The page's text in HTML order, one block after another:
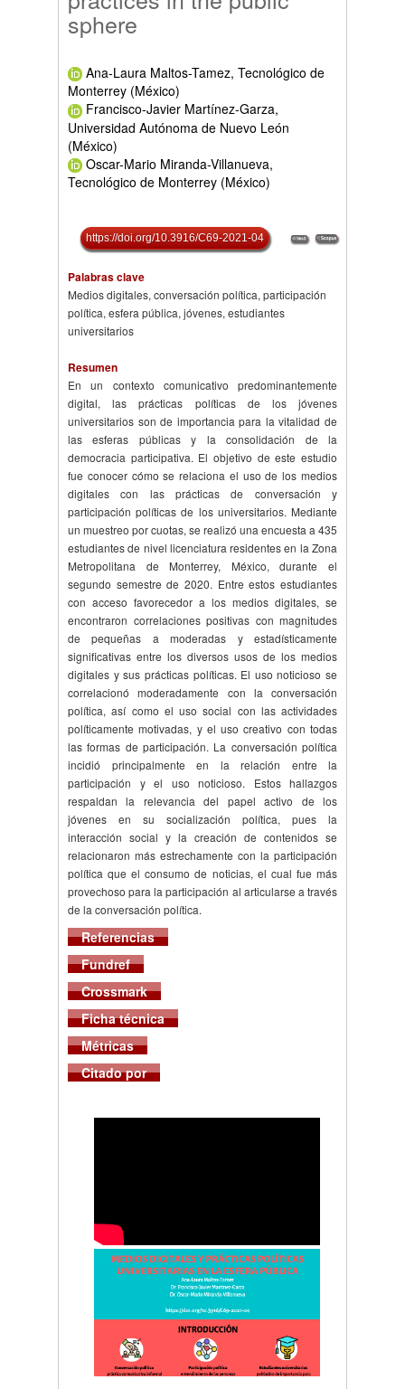
sphere
Ana-Laura Maltos-Tamez, Tecnológico de
Monterrey (México)
Francisco-Javier Martínez-Garza,
Universidad Autónoma de Nuevo León
(México)
Oscar-Mario Miranda-Villanueva,
Tecnológico de Monterrey (México)
https://doi.org/10.3916/C69-2021-04
Palabras clave
Medios digitales, conversación política, participación
política, esfera pública, jóvenes, estudiantes
universitarios
Resumen
En un contexto comunicativo predominantemente
digital, las prácticas políticas de los jóvenes
universitarios son de importancia para la vitalidad de
las esferas públicas y la consolidación de la
democracia participativa. El objetivo de este estudio
fue conocer cómo se relaciona el uso de los medios
digitales con las prácticas de conversación y
participación políticas de los universitarios. Mediante
un muestreo por cuotas, se realizó una encuesta a 435
estudiantes de nivel licenciatura residentes en la Zona
Metropolitana de Monterrey, México, durante el
segundo semestre de 2020. Entre estos estudiantes
con acceso favorecedor a los medios digitales, se
encontraron correlaciones positivas con magnitudes
de pequeñas a moderadas y estadísticamente
significativas entre los diversos usos de los medios
digitales y sus prácticas políticas. El uso noticioso se
correlacionó moderadamente con la conversación
política, así como el uso social con las actividades
políticamente motivadas, y el uso creativo con todas
las formas de participación. La conversación política
incidió principalmente en la relación entre la
participación y el uso noticioso. Estos hallazgos
respaldan la relevancia del papel activo de los
jóvenes en su socialización política, pues la
interacción social y la creación de contenidos se
relacionaron más estrechamente con la participación
política que el consumo de noticias, el cual fue más
provechoso para la participación al articularse a través
de la conversación política.
Referencias
Fundref
Crossmark
Ficha técnica
Métricas
Citado por